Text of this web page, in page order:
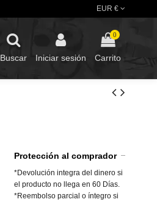
EUR €
Buscar Iniciar sesión
0
Carrito
Protección al comprador
*Devolución integra del dinero si
el producto no llega en 60 Días.
*Reembolso parcial o íntegro si